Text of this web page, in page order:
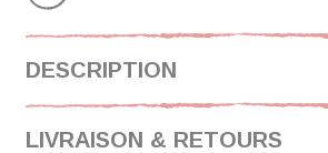
DESCRIPTION
LIVRAISON & RETOURS